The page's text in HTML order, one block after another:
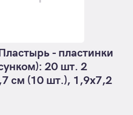
- пластинки
20 шт. 2
см (10 шт.), 1,9х7,2